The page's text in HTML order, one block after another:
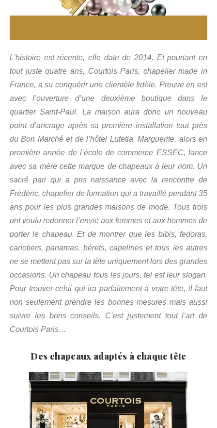
L’histoire est récente, elle date de 2014. Et pourtant en
tout juste quatre ans, Courtois Paris, chapelier made in
France, a su conquérir une clientèle fidèle. Preuve en est
avec l’ouverture d’une deuxième boutique dans le
quartier Saint-Paul. La maison aura donc un nouveau
point d’ancrage après sa première installation tout près
du Bon Marché et de l’hôtel Lutetia. Marguerite, alors en
première année de l’école de commerce ESSEC, lance
avec sa mère cette marque de chapeaux à leur nom. Un
sacré pari qui a pris naissance avec la rencontre de
Frédéric, chapelier de formation qui a travaillé pendant 35
ans pour les plus grandes maisons de mode. Tous trois
ont voulu redonner l’envie aux femmes et aux hommes de
porter le chapeau. Et de montrer que les bibis, fedoras,
canotiers, panamas, bérets, capelines et tous les autres
ne se mettent pas sur la tête uniquement lors des grandes
occasions. Un chapeau tous les jours, tel est leur slogan.
Pour trouver celui qui ira parfaitement à votre tête, il faut
non seulement prendre les bonnes mesures mais aussi
suivre les bons conseils. C’est justement tout l’art de
Courtois Paris…
Des chapeaux adaptés à chaque tête